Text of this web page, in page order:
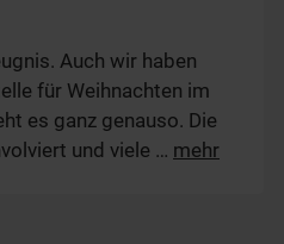
Auch wir haben
für Weihnachten im
es ganz genauso. Die
und viele … mehr